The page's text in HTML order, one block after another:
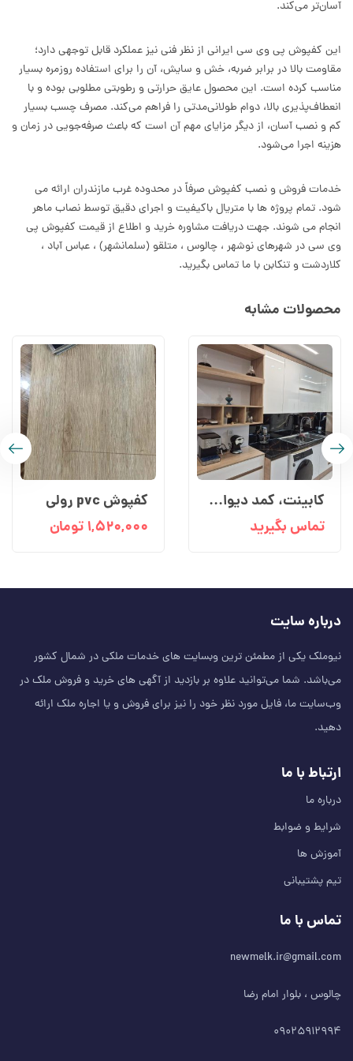
آسان‌تر می‌کند.
این کفپوش پی وی سی ایرانی از نظر فنی نیز عملکرد قابل توجهی دارد؛
مقاومت بالا در برابر ضربه، خش و سایش، آن را برای استفاده روزمره بسیار
مناسب کرده است. این محصول عایق حرارتی و رطوبتی مطلوبی بوده و با
انعطاف‌پذیری بالا، دوام طولانی‌مدتی را فراهم می‌کند. مصرف چسب بسیار
کم و نصب آسان، از دیگر مزایای مهم آن است که باعث صرفه‌جویی در زمان و
هزینه اجرا می‌شود.
خدمات فروش و نصب کفپوش صرفاً در محدوده غرب مازندران ارائه می
شود. تمام پروژه ها با متریال باکیفیت و اجرای دقیق توسط نصاب ماهر
انجام می شوند. جهت دریافت مشاوره خرید و اطلاع از قیمت کفپوش پی
وی سی در شهرهای نوشهر ، چالوس ، متلقو (سلمانشهر) ، عباس آباد ،
کلاردشت و تنکابن با ما تماس بگیرید.
محصولات مشابه
کابینت، کمد دیواری، طراحی داخلی
تماس بگیرید
کفپوش pvc رولی
۱,۵۲۰,۰۰۰ تومان
درباره سایت
نیوملک یکی از مطمئن‌ ترین وبسایت های خدمات ملکی در شمال کشور
می‌باشد. شما می‌توانید علاوه بر بازدید از آگهی های خرید و فروش ملک در
وب‌سایت ما، فایل مورد نظر خود را نیز برای فروش و یا اجاره ملک ارائه
دهید.
ارتباط با ما
درباره ما
شرایط و ضوابط
آموزش ها
تیم پشتیبانی
تماس با ما
newmelk.ir@gmail.com
چالوس ، بلوار امام رضا
۰۹۰۲۵۹۱۲۹۹۴